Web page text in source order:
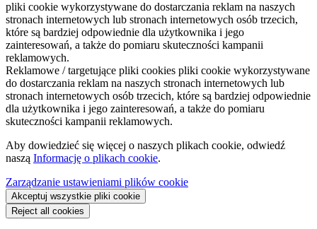
pliki cookie wykorzystywane do dostarczania reklam na naszych
stronach internetowych lub stronach internetowych osób trzecich,
które są bardziej odpowiednie dla użytkownika i jego
zainteresowań, a także do pomiaru skuteczności kampanii
reklamowych.
Reklamowe / targetujące pliki cookies pliki cookie wykorzystywane
do dostarczania reklam na naszych stronach internetowych lub
stronach internetowych osób trzecich, które są bardziej odpowiednie
dla użytkownika i jego zainteresowań, a także do pomiaru
skuteczności kampanii reklamowych.
Aby dowiedzieć się więcej o naszych plikach cookie, odwiedź
naszą Informację o plikach cookie.
Zarządzanie ustawieniami plików cookie
Akceptuj wszystkie pliki cookie
Reject all cookies